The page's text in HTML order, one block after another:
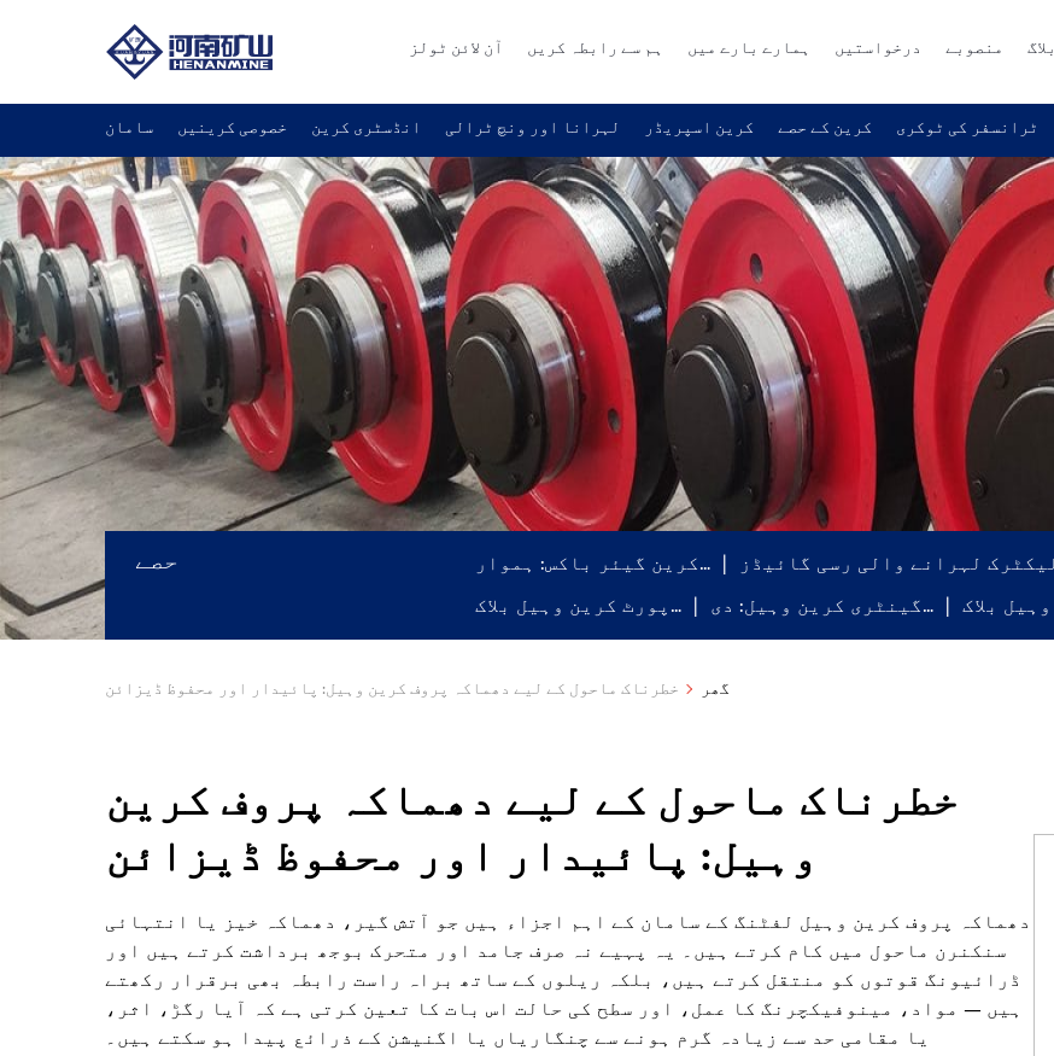
آن لائن ٹولز ہم سے رابطہ کریں ہمارے بارے میں درخواستیں منصوبے بلاگ
سامان خصوصی کرینیں انڈسٹری کرین لہرانا اور ونچ ٹرالی کرین اسپریڈر کرین کے حصے ٹرانسفر کی ٹوکری
حصے کرین گیئر باکس: ہموار…
پورٹ کرین وہیل بلاک…
گینٹری کرین وہیل: دی…
گھر خطرناک ماحول کے لیے دھماکہ پروف کرین وہیل: پائیدار اور محفوظ ڈیزائن
خطرناک ماحول کے لیے دھماکہ پروف کرین
وہیل: پائیدار اور محفوظ ڈیزائن
دھماکہ پروف کرین وہیل لفٹنگ کے سامان کے اہم اجزاء ہیں جو آتش گیر، دھماکہ خیز یا انتہائی
سنکنرن ماحول میں کام کرتے ہیں۔ یہ پہیے نہ صرف جامد اور متحرک بوجھ برداشت کرتے ہیں اور
ڈرائیونگ قوتوں کو منتقل کرتے ہیں، بلکہ ریلوں کے ساتھ براہ راست رابطہ بھی برقرار رکھتے
ہیں — مواد، مینوفیکچرنگ کا عمل، اور سطح کی حالت اس بات کا تعین کرتی ہے کہ آیا رگڑ، اثر،
یا مقامی حد سے زیادہ گرم ہونے سے چنگاریاں یا اگنیشن کے ذرائع پیدا ہو سکتے ہیں۔